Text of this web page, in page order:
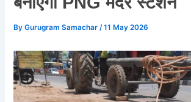
ByGurugram Samachar /11 May 2026